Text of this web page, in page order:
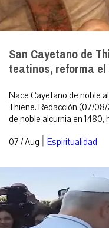
San Cayetano de
teatinos, reforma
Nace Cayetano de noble
Thiene. Redacción (07/
de noble alcurnia en 1480,
07 / Aug | Espiritualidad